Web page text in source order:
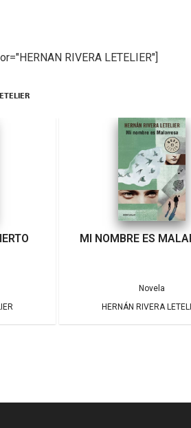
RIVERA LETELIER"]
MI NOMBRE ES
Novela
HERNÁN RIVERA